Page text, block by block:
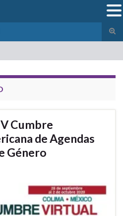
el
Cumbre
de Agendas
Género